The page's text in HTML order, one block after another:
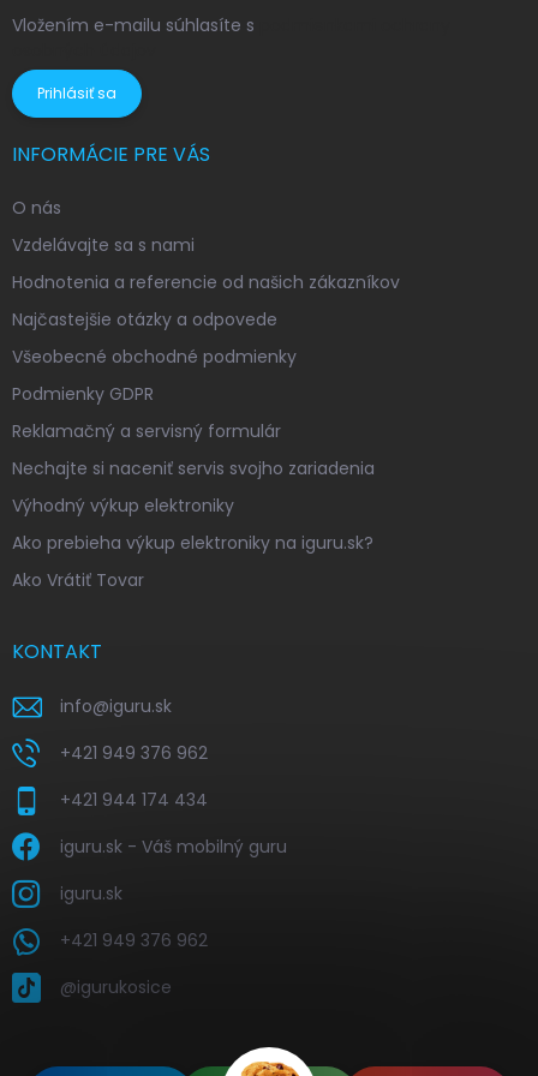
Vložením e-mailu súhlasíte s
Prihlásiť sa
INFORMÁCIE PRE VÁS
O nás
Vzdelávajte sa s nami
Hodnotenia a referencie od našich zákazníkov
Najčastejšie otázky a odpovede
Všeobecné obchodné podmienky
Podmienky GDPR
Reklamačný a servisný formulár
Nechajte si naceniť servis svojho zariadenia
Výhodný výkup elektroniky
Ako prebieha výkup elektroniky na iguru.sk?
Ako Vrátiť Tovar
KONTAKT
info@iguru.sk
+421 949 376 962
+421 944 174 434
iguru.sk - Váš mobilný guru
iguru.sk
+421 949 376 962
@igurukosice